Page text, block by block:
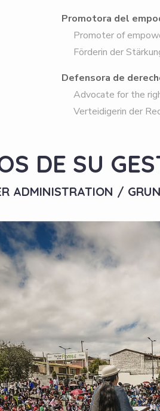
Promotora del
Promoter of
Förderin der
Defensora de
Advocate for the
Verteidigerin der
DE SU
ADMINISTRATION /